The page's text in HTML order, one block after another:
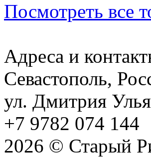
Посмотреть все
Адреса и
Севастополь,
ул. Дмитрия
+7 9782 074 144
2026 © Старый